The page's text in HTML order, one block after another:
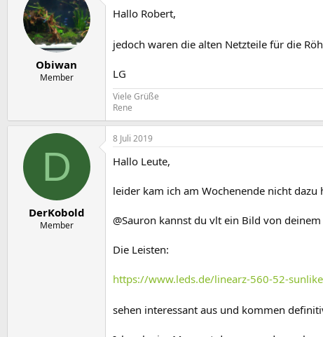
Obiwan
Member
Hallo Robert,
jedoch waren die alten Netzteile für die
LG
Viele Grüße
Rene
D
DerKobold
Member
8 Juli 2019
Hallo Leute,
leider kam ich am Wochenende nicht
@Sauron kannst du vlt ein Bild von
Die Leisten:
https://www.leds.de/linearz-560-52-
sehen interessant aus und kommen